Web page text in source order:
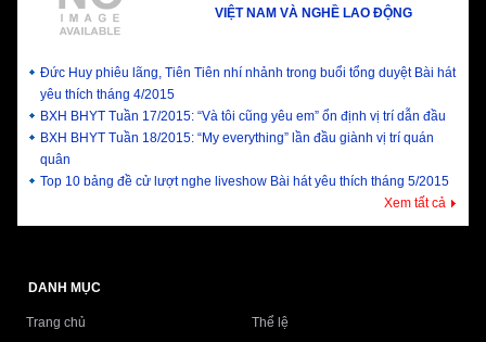
VIỆT NAM VÀ NGHỀ LAO ĐỘNG
Đức Huy phiêu lãng, Tiên Tiên nhí nhảnh trong buổi tổng duyệt Bài hát
yêu thích tháng 4/2015
BXH BHYT Tuần 17/2015: “Và tôi cũng yêu em” ổn định vị trí dẫn đầu
BXH BHYT Tuần 18/2015: “My everything” lần đầu giành vị trí quán
quân
Top 10 bảng đề cử lượt nghe liveshow Bài hát yêu thích tháng 5/2015
Xem tất cả
DANH MỤC
Trang chủ Thể lệ